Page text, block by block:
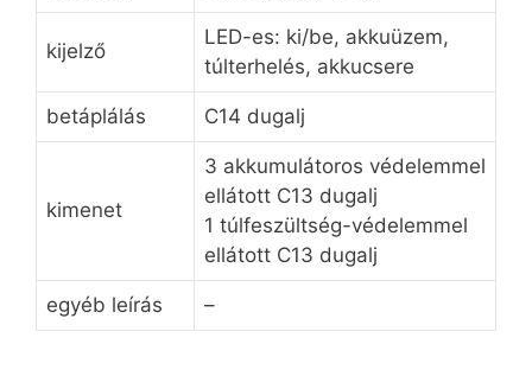
kijelző
LED-es: ki/be, akkuüzem,
túlterhelés, akkucsere
betáplálás C14 dugalj
kimenet
3 akkumulátoros védelemmel
ellátott C13 dugalj
1 túlfeszültség-védelemmel
ellátott C13 dugalj
egyéb leírás –